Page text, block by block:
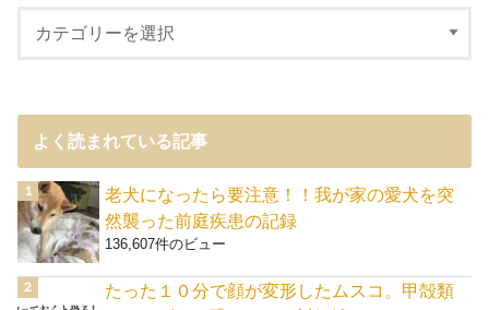
よく読まれている記事
老犬になったら要注意！！我が家の愛犬を突
然襲った前庭疾患の記録
136,607件のビュー
たった１０分で顔が変形したムスコ。甲殻類